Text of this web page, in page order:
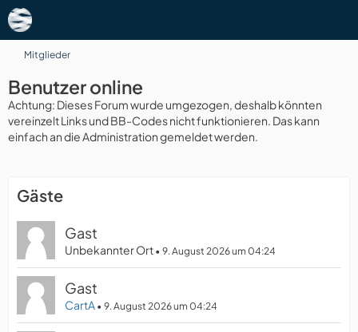
Mitglieder
Benutzer online
Achtung: Dieses Forum wurde umgezogen, deshalb könnten
vereinzelt Links und BB-Codes nicht funktionieren. Das kann
einfach an die Administration gemeldet werden.
Gäste
Gast
Unbekannter Ort 9. August 2026 um 04:24
Gast
CartA 9. August 2026 um 04:24